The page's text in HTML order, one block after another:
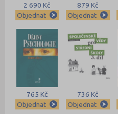
2 690 Kč
Objednat
879 Kč
Objednat
765 Kč
Objednat
736 Kč
Objednat